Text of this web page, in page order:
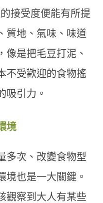
接受度便能有所提
質地、氣味、味道
像是把毛豆打泥、
不受歡迎的食物搖
吸引力。
境
多次、改變食物型
境也是一大關鍵。
觀察到大人有某些